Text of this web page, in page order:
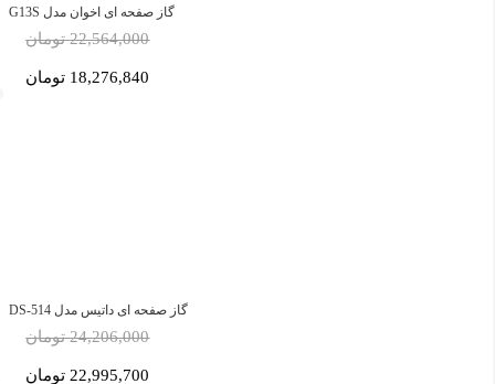
گاز صفحه ای اخوان مدل G13S
22,564,000 تومان
18,276,840 تومان
گاز صفحه ای داتیس مدل DS-514
24,206,000 تومان
22,995,700 تومان